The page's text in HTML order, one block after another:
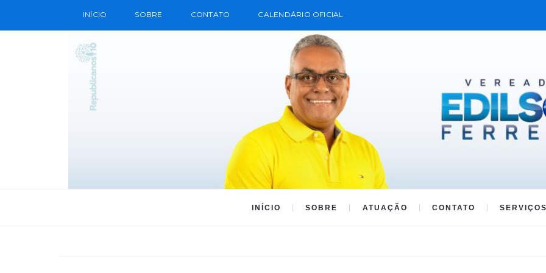
INÍCIO SOBRE CONTATO CALENDÁRIO OFICIAL
INÍCIO SOBRE ATUAÇÃO CONTATO